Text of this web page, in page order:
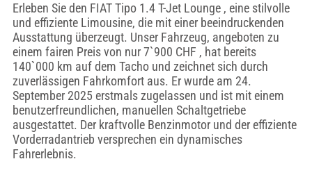
Erleben Sie den FIAT Tipo 1.4 T-Jet Lounge , eine stilvolle
und effiziente Limousine, die mit einer beeindruckenden
Ausstattung überzeugt. Unser Fahrzeug, angeboten zu
einem fairen Preis von nur 7`900 CHF , hat bereits
140`000 km auf dem Tacho und zeichnet sich durch
zuverlässigen Fahrkomfort aus. Er wurde am 24.
September 2025 erstmals zugelassen und ist mit einem
benutzerfreundlichen, manuellen Schaltgetriebe
ausgestattet. Der kraftvolle Benzinmotor und der effiziente
Vorderradantrieb versprechen ein dynamisches
Fahrerlebnis.